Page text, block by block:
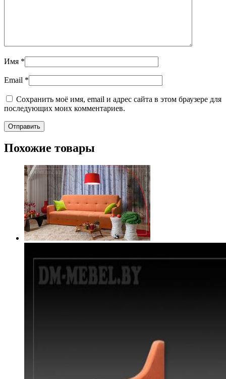
Имя *
Email *
Сохранить моё имя, email и адрес сайта в этом браузере для
последующих моих комментариев.
Похожие товары